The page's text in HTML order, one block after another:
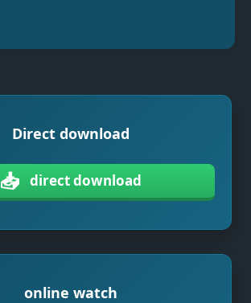
Direct download
📥 direct download
online watch